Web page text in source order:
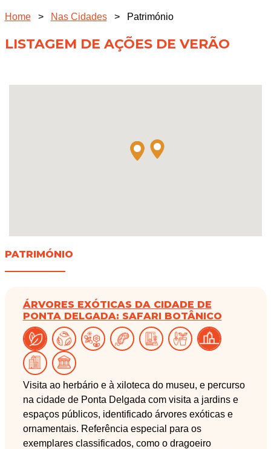
Home > Nas Cidades > Património
LISTAGEM DE AÇÕES DE VERÃO
PATRIMÓNIO
ÁRVORES EXÓTICAS DA CIDADE DE
PONTA DELGADA: SAFARI BOTÂNICO
Visita ao herbário e à xiloteca do museu, e percurso
na cidade de Ponta Delgada com visita a jardins e
espaços públicos, identificado árvores exóticas e
ornamentais. Referência especial para os
exemplares classificados, como o dragoeiro